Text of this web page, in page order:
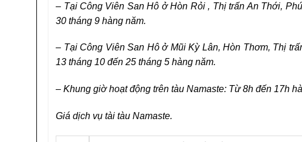
– Tại Công Viên San Hô ở Hòn Rỏi , Thị trấn An Thới,
30 tháng 9 hàng năm.
– Tại Công Viên San Hô ở Mũi Kỳ Lân, Hòn Thơm, Thị
13 tháng 10 đến 25 tháng 5 hàng năm.
– Khung giờ hoạt động trên tàu Namaste: Từ 8h đến 17h
Giá dịch vụ tài tàu Namaste.